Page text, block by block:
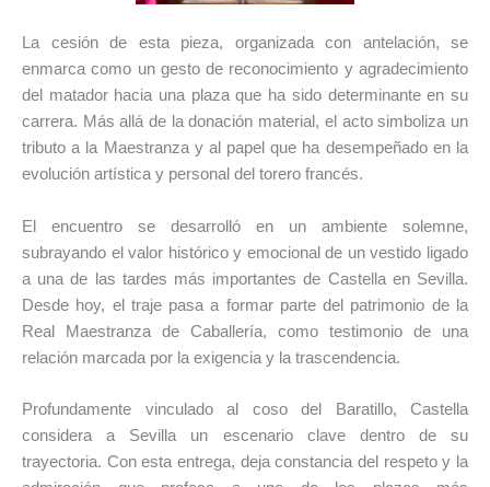
La cesión de esta pieza, organizada con antelación, se
enmarca como un gesto de reconocimiento y agradecimiento
del matador hacia una plaza que ha sido determinante en su
carrera. Más allá de la donación material, el acto simboliza un
tributo a la Maestranza y al papel que ha desempeñado en la
evolución artística y personal del torero francés.
El encuentro se desarrolló en un ambiente solemne,
subrayando el valor histórico y emocional de un vestido ligado
a una de las tardes más importantes de Castella en Sevilla.
Desde hoy, el traje pasa a formar parte del patrimonio de la
Real Maestranza de Caballería, como testimonio de una
relación marcada por la exigencia y la trascendencia.
Profundamente vinculado al coso del Baratillo, Castella
considera a Sevilla un escenario clave dentro de su
trayectoria. Con esta entrega, deja constancia del respeto y la